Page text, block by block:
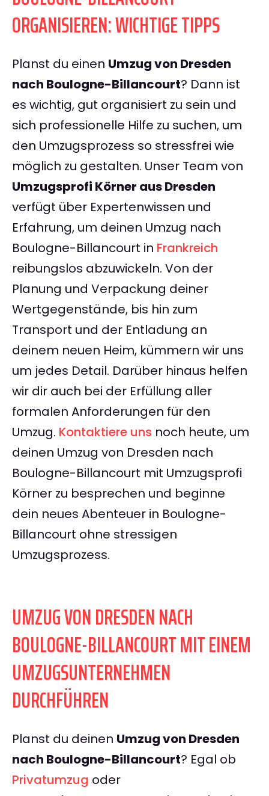
ORGANISIEREN: WICHTIGE TIPPS
Planst du einen Umzug von Dresden
nach Boulogne-Billancourt? Dann ist
es wichtig, gut organisiert zu sein und
sich professionelle Hilfe zu suchen, um
den Umzugsprozess so stressfrei wie
möglich zu gestalten. Unser Team von
Umzugsprofi Körner aus Dresden
verfügt über Expertenwissen und
Erfahrung, um deinen Umzug nach
Boulogne-Billancourt in Frankreich
reibungslos abzuwickeln. Von der
Planung und Verpackung deiner
Wertgegenstände, bis hin zum
Transport und der Entladung an
deinem neuen Heim, kümmern wir uns
um jedes Detail. Darüber hinaus helfen
wir dir auch bei der Erfüllung aller
formalen Anforderungen für den
Umzug. Kontaktiere uns noch heute, um
deinen Umzug von Dresden nach
Boulogne-Billancourt mit Umzugsprofi
Körner zu besprechen und beginne
dein neues Abenteuer in Boulogne-
Billancourt ohne stressigen
Umzugsprozess.
UMZUG VON DRESDEN NACH
BOULOGNE-BILLANCOURT MIT EINEM
UMZUGSUNTERNEHMEN
DURCHFÜHREN
Planst du deinen Umzug von Dresden
nach Boulogne-Billancourt? Egal ob
Privatumzug oder